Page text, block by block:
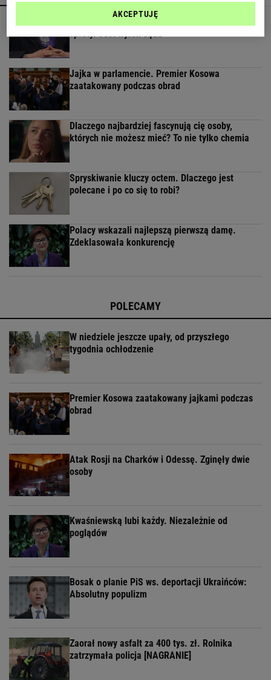
Oszuści wzięli na nią pożyczkę, bank zażądał
spłaty. Jest wyrok sądu
Jajka w parlamencie. Premier Kosowa
zaatakowany podczas obrad
Dlaczego najbardziej fascynują cię osoby,
których nie możesz mieć? To nie tylko chemia
Spryskiwanie kluczy octem. Dlaczego jest
polecane i po co się to robi?
Polacy wskazali najlepszą pierwszą damę.
Zdeklasowała konkurencję
POLECAMY
W niedziele jeszcze upały, od przyszłego
tygodnia ochłodzenie
Premier Kosowa zaatakowany jajkami podczas
obrad
Atak Rosji na Charków i Odessę. Zginęły dwie
osoby
Kwaśniewską lubi każdy. Niezależnie od
poglądów
Bosak o planie PiS ws. deportacji Ukraińców:
Absolutny populizm
Zaorał nowy asfalt za 400 tys. zł. Rolnika
zatrzymała policja [NAGRANIE]
AKCEPTUJĘ